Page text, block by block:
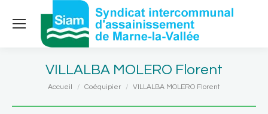
VILLALBA MOLERO Florent
Vous êtes ici :
Accueil Coéquipier VILLALBA MOLERO Florent